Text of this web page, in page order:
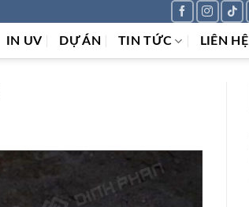
IN UV DỰ ÁN TIN TỨC LIÊN HỆ